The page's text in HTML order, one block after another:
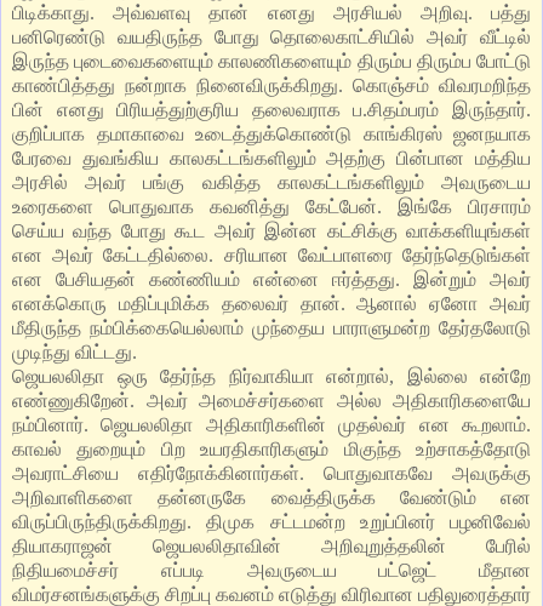
பிடிக்காது. அவ்வளவு தான் எனது அரசியல் அறிவு. பத்து
பனிரெண்டு வயதிருந்த போது தொலைகாட்சியில் அவர் வீட்டில்
இருந்த புடைவைகளையும் காலணிகளையும் திரும்ப திரும்ப போட்டு
காண்பித்தது நன்றாக நினைவிருக்கிறது. கொஞ்சம் விவரமறிந்த
பின் எனது பிரியத்துற்குரிய தலைவராக ப.சிதம்பரம் இருந்தார்.
குறிப்பாக தமாகாவை உடைத்துக்கொண்டு காங்கிரஸ் ஜனநயாக
பேரவை துவங்கிய காலகட்டங்களிலும் அதற்கு பின்பான மத்திய
அரசில் அவர் பங்கு வகித்த காலகட்டங்களிலும் அவருடைய
உரைகளை பொதுவாக கவனித்து கேட்பேன். இங்கே பிரசாரம்
செய்ய வந்த போது கூட அவர் இன்ன கட்சிக்கு வாக்களியுங்கள்
என அவர் கேட்டதில்லை. சரியான வேட்பாளரை தேர்ந்தெடுங்கள்
என பேசியதன் கண்ணியம் என்னை ஈர்த்தது. இன்றும் அவர்
எனக்கொரு மதிப்புமிக்க தலைவர் தான். ஆனால் ஏனோ அவர்
மீதிருந்த நம்பிக்கையெல்லாம் முந்தைய பாராளுமன்ற தேர்தலோடு
முடிந்து விட்டது.
ஜெயலலிதா ஒரு தேர்ந்த நிர்வாகியா என்றால், இல்லை என்றே
எண்ணுகிறேன். அவர் அமைச்சர்களை அல்ல அதிகாரிகளையே
நம்பினார். ஜெயலலிதா அதிகாரிகளின் முதல்வர் என கூறலாம்.
காவல் துறையும் பிற உயரதிகாரிகளும் மிகுந்த உற்சாகத்தோடு
அவராட்சியை எதிர்நோக்கினார்கள். பொதுவாகவே அவருக்கு
அறிவாளிகளை தன்னருகே வைத்திருக்க வேண்டும் என
விருப்பிருந்திருக்கிறது. திமுக சட்டமன்ற உறுப்பினர் பழனிவேல்
தியாகராஜன் ஜெயலலிதாவின் அறிவுறுத்தலின் பேரில்
நிதியமைச்சர் எப்படி அவருடைய பட்ஜெட் மீதான
விமர்சனங்களுக்கு சிறப்பு கவனம் எடுத்து விரிவான பதிலுரைத்தார்